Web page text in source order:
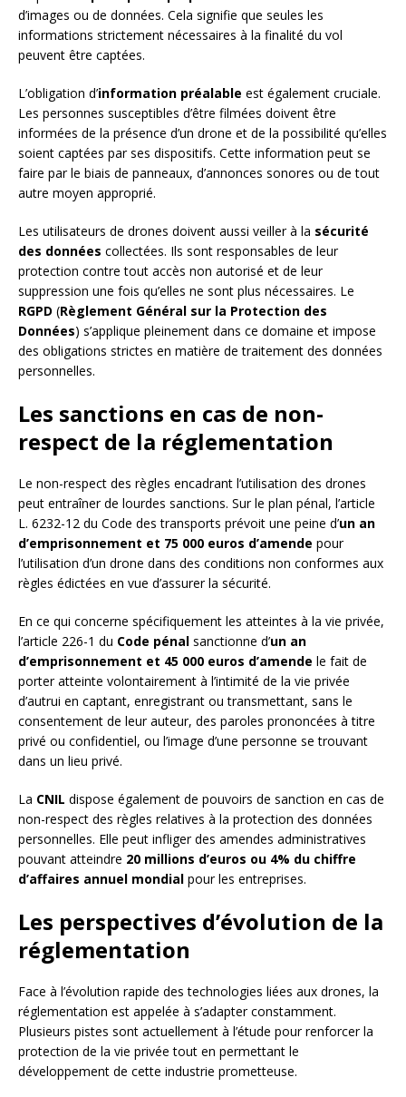
d’images ou de données. Cela signifie que seules les
informations strictement nécessaires à la finalité du vol
peuvent être captées.
L’obligation d’information préalable est également cruciale.
Les personnes susceptibles d’être filmées doivent être
informées de la présence d’un drone et de la possibilité qu’elles
soient captées par ses dispositifs. Cette information peut se
faire par le biais de panneaux, d’annonces sonores ou de tout
autre moyen approprié.
Les utilisateurs de drones doivent aussi veiller à la sécurité
des données collectées. Ils sont responsables de leur
protection contre tout accès non autorisé et de leur
suppression une fois qu’elles ne sont plus nécessaires. Le
RGPD (Règlement Général sur la Protection des
Données) s’applique pleinement dans ce domaine et impose
des obligations strictes en matière de traitement des données
personnelles.
Les sanctions en cas de non-
respect de la réglementation
Le non-respect des règles encadrant l’utilisation des drones
peut entraîner de lourdes sanctions. Sur le plan pénal, l’article
L. 6232-12 du Code des transports prévoit une peine d’un an
d’emprisonnement et 75 000 euros d’amende pour
l’utilisation d’un drone dans des conditions non conformes aux
règles édictées en vue d’assurer la sécurité.
En ce qui concerne spécifiquement les atteintes à la vie privée,
l’article 226-1 du Code pénal sanctionne d’un an
d’emprisonnement et 45 000 euros d’amende le fait de
porter atteinte volontairement à l’intimité de la vie privée
d’autrui en captant, enregistrant ou transmettant, sans le
consentement de leur auteur, des paroles prononcées à titre
privé ou confidentiel, ou l’image d’une personne se trouvant
dans un lieu privé.
La CNIL dispose également de pouvoirs de sanction en cas de
non-respect des règles relatives à la protection des données
personnelles. Elle peut infliger des amendes administratives
pouvant atteindre 20 millions d’euros ou 4% du chiffre
d’affaires annuel mondial pour les entreprises.
Les perspectives d’évolution de la
réglementation
Face à l’évolution rapide des technologies liées aux drones, la
réglementation est appelée à s’adapter constamment.
Plusieurs pistes sont actuellement à l’étude pour renforcer la
protection de la vie privée tout en permettant le
développement de cette industrie prometteuse.